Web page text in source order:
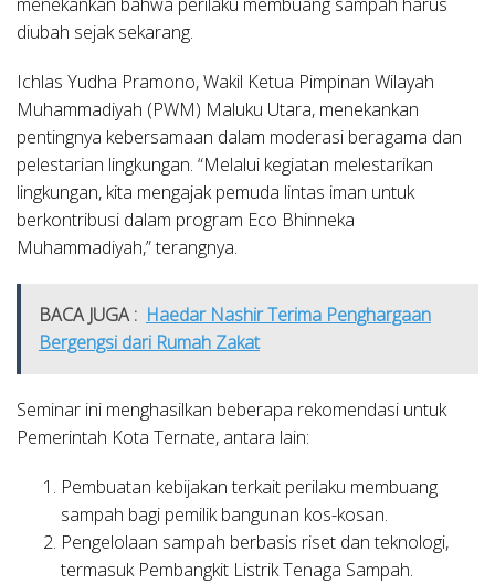
diubah sejak sekarang.
Ichlas Yudha Pramono, Wakil Ketua Pimpinan Wilayah
Muhammadiyah (PWM) Maluku Utara, menekankan
pentingnya kebersamaan dalam moderasi beragama dan
pelestarian lingkungan. “Melalui kegiatan melestarikan
lingkungan, kita mengajak pemuda lintas iman untuk
berkontribusi dalam program Eco Bhinneka
Muhammadiyah,” terangnya.
BACA JUGA : Haedar Nashir Terima Penghargaan
Bergengsi dari Rumah Zakat
Seminar ini menghasilkan beberapa rekomendasi untuk
Pemerintah Kota Ternate, antara lain:
Pembuatan kebijakan terkait perilaku membuang
sampah bagi pemilik bangunan kos-kosan.
Pengelolaan sampah berbasis riset dan teknologi,
termasuk Pembangkit Listrik Tenaga Sampah.